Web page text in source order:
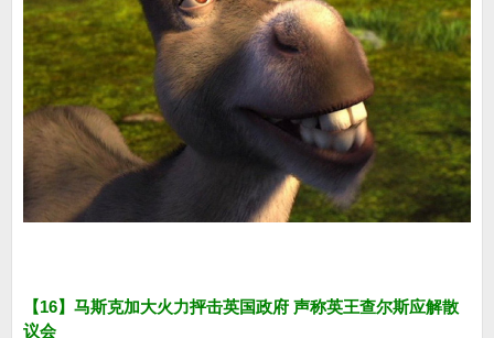
【16】马斯克加大火力抨击英国政府 声称英王查尔斯应解散
议会